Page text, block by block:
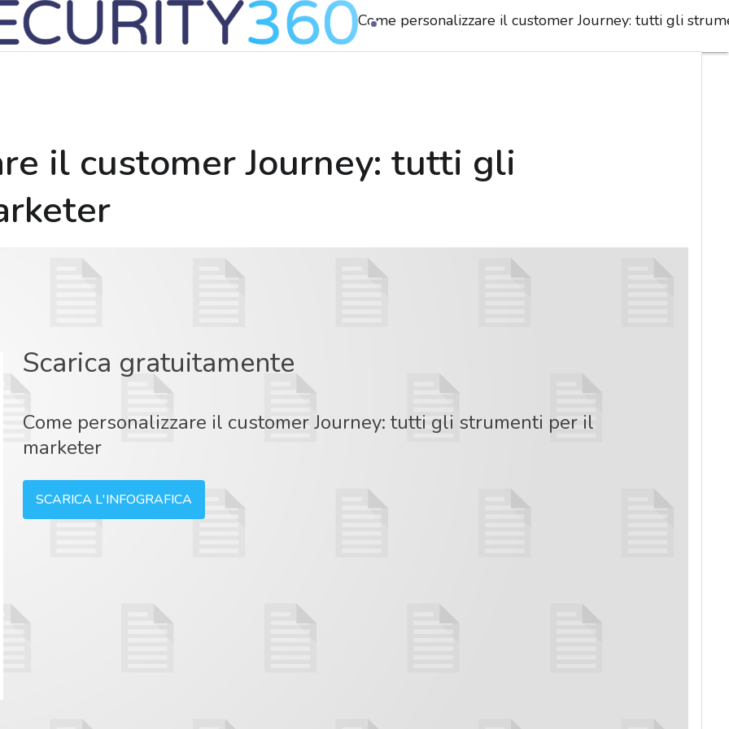
Come personalizzare il customer Journey: tutti gli
il customer Journey: tutti gli
Scarica gratuitamente
Come personalizzare il customer Journey: tutti gli strumenti per il
marketer
SCARICA L'INFOGRAFICA